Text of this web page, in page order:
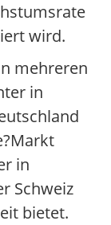
wird.
mehreren
in
in
Schweiz
bietet.